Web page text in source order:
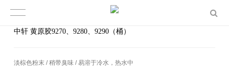
中轩 黄原胶9270、9280、9290（桶）
淡棕色粉末 / 稍带臭味 / 易溶于冷水，热水中